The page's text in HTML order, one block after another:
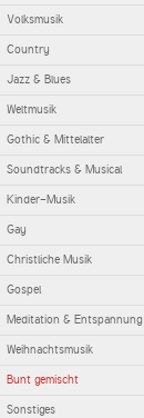
Volksmusik
Country
Jazz & Blues
Weltmusik
Gothic & Mittelalter
Soundtracks & Musical
Kinder-Musik
Gay
Christliche Musik
Gospel
Meditation & Entspannung
Weihnachtsmusik
Bunt gemischt
Sonstiges